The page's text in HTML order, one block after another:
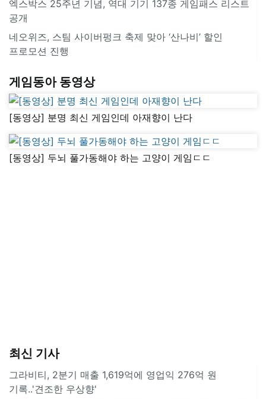
엑스박스 25주년 기념, 역대 기기 137종 게임패스 리스트
공개
네오위즈, 스팀 사이버펑크 축제 맞아 ‘산나비’ 할인
프로모션 진행
게임동아 동영상
[동영상] 분명 최신 게임인데 아재향이 난다
[동영상] 두뇌 풀가동해야 하는 고양이 게임ㄷㄷ
최신 기사
그라비티, 2분기 매출 1,619억에 영업익 276억 원
기록..'견조한 우상향'